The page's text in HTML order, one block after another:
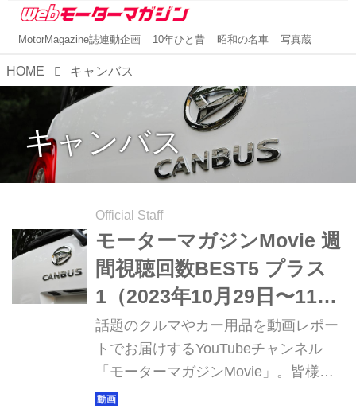
MotorMagazine誌連動企画 10年ひと昔 昭和の名車 写真蔵
HOME キャンバス
キャンバス
Official Staff
モーターマガジンMovie 週
間視聴回数BEST5 プラス
1（2023年10月29日〜11月
4日）
話題のクルマやカー用品を動画レポー
トでお届けするYouTubeチャンネル
「モーターマガジンMovie」。皆様か
らご好評いただき15周年を迎えまし